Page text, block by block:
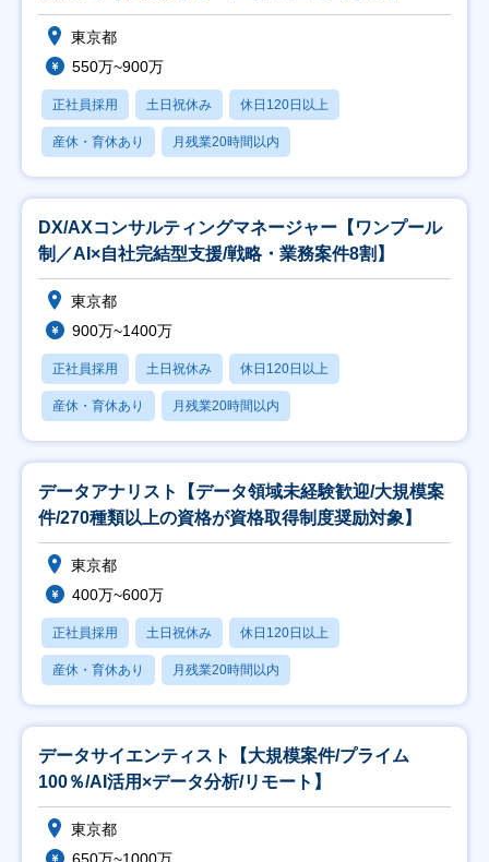
東京都
550万~900万
正社員採用 土日祝休み 休日120日以上
産休・育休あり 月残業20時間以内
DX/AXコンサルティングマネージャー【ワンプール
制／AI×自社完結型支援/戦略・業務案件8割】
東京都
900万~1400万
正社員採用 土日祝休み 休日120日以上
産休・育休あり 月残業20時間以内
データアナリスト【データ領域未経験歓迎/大規模案
件/270種類以上の資格が資格取得制度奨励対象】
東京都
400万~600万
正社員採用 土日祝休み 休日120日以上
産休・育休あり 月残業20時間以内
データサイエンティスト【大規模案件/プライム
100％/AI活用×データ分析/リモート】
東京都